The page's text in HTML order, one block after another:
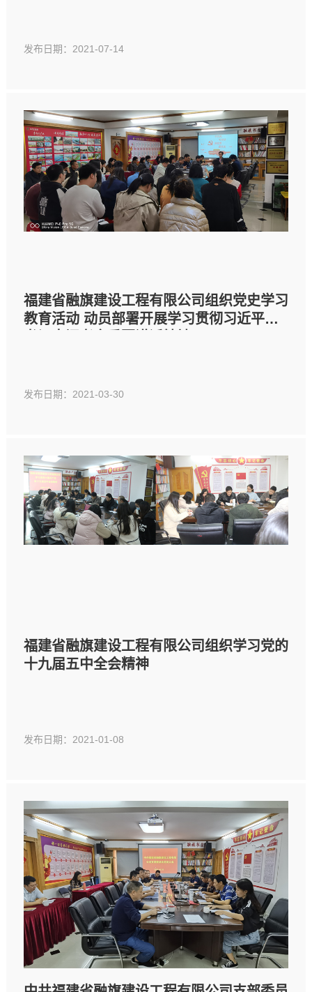
发布日期：2021-07-14
福建省融旗建设工程有限公司组织党史学习
教育活动 动员部署开展学习贯彻习近平总
发布日期：2021-03-30
福建省融旗建设工程有限公司组织学习党的
十九届五中全会精神
发布日期：2021-01-08